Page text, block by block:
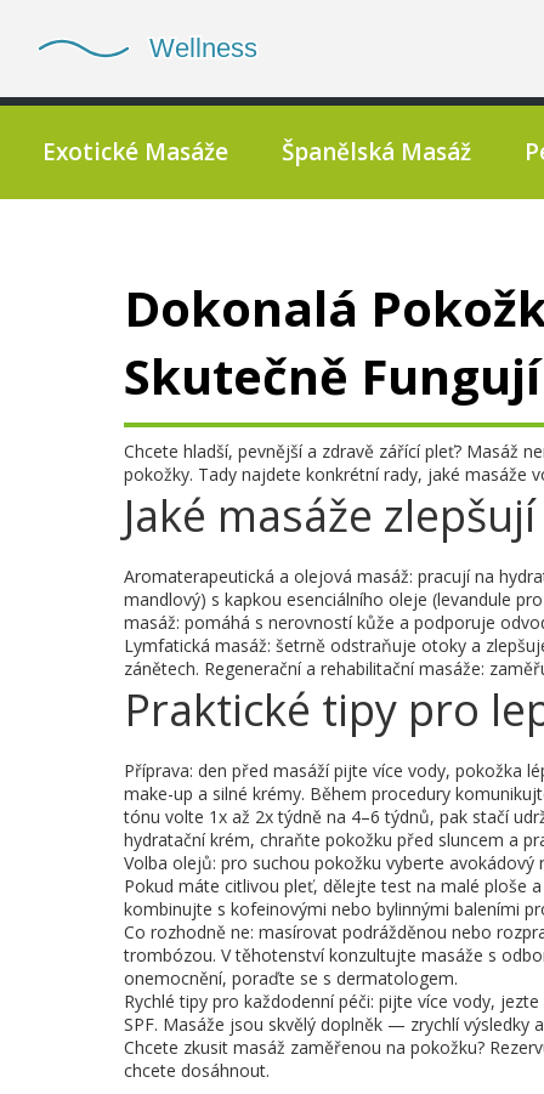
Exotické Masáže Španělská Masáž
Dokonalá
Skutečně Fungují
Chcete hladší, pevnější a zdravě zářící pleť? Masáž
pokožky. Tady najdete konkrétní rady, jaké masáže
Jaké masáže
Aromaterapeutická a olejová masáž: pracují na
mandlový) s kapkou esenciálního oleje (levandule
masáž: pomáhá s nerovností kůže a podporuje
Lymfatická masáž: šetrně odstraňuje otoky a
zánětech. Regenerační a rehabilitační masáže:
Praktické tipy pro
Příprava: den před masáží pijte více vody, pokožka
make-up a silné krémy. Během procedury
tónu volte 1x až 2x týdně na 4–6 týdnů, pak stačí
hydratační krém, chraňte pokožku před sluncem a
Volba olejů: pro suchou pokožku vyberte
Pokud máte citlivou pleť, dělejte test na malé ploše
kombinujte s kofeinovými nebo bylinnými baleními
Co rozhodně ne: masírovat podrážděnou nebo
trombózou. V těhotenství konzultujte masáže s
onemocnění, poraďte se s dermatologem.
Rychlé tipy pro každodenní péči: pijte více vody,
SPF. Masáže jsou skvělý doplněk — zrychlí výsledky
Chcete zkusit masáž zaměřenou na pokožku?
chcete dosáhnout.